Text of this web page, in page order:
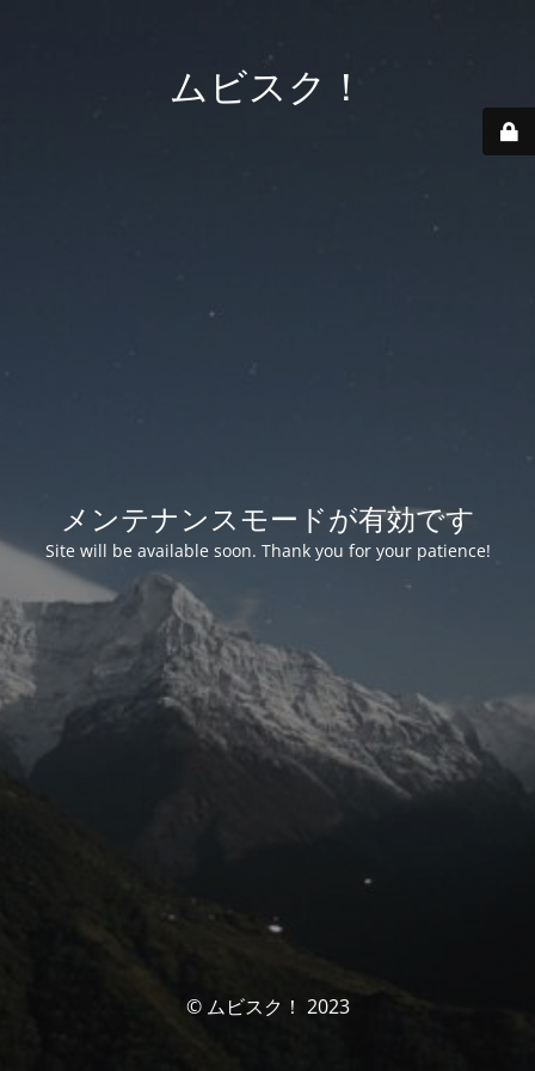
ムビスク！
メンテナンスモードが有効です
Site will be available soon. Thank you for your patience!
© ムビスク！ 2023